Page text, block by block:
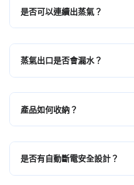
是否可以連續出蒸氣？
蒸氣出口是否會漏水？
產品如何收納？
是否有自動斷電安全設計？